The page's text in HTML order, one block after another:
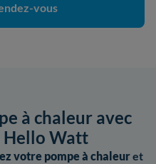
vous
à chaleur avec
Hello Watt
votre pompe à chaleuret